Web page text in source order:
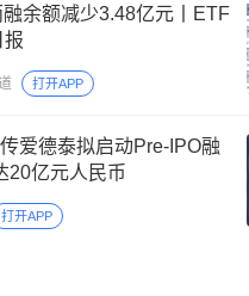
余额减少3.48亿元丨ETF
报
打开APP
爱德泰拟启动Pre-IPO融
20亿元人民币
打开APP